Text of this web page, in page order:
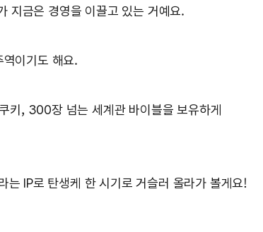
지금은 경영을 이끌고 있는 거예요.
이기도 해요.
키, 300장 넘는 세계관 바이블을 보유하게
IP로 탄생케 한 시기로 거슬러 올라가 볼게요!